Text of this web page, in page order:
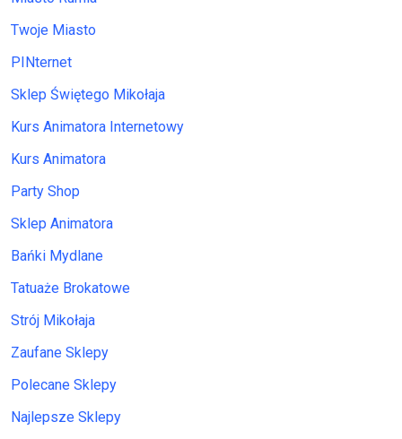
Twoje Miasto
PINternet
Sklep Świętego Mikołaja
Kurs Animatora Internetowy
Kurs Animatora
Party Shop
Sklep Animatora
Bańki Mydlane
Tatuaże Brokatowe
Strój Mikołaja
Zaufane Sklepy
Polecane Sklepy
Najlepsze Sklepy